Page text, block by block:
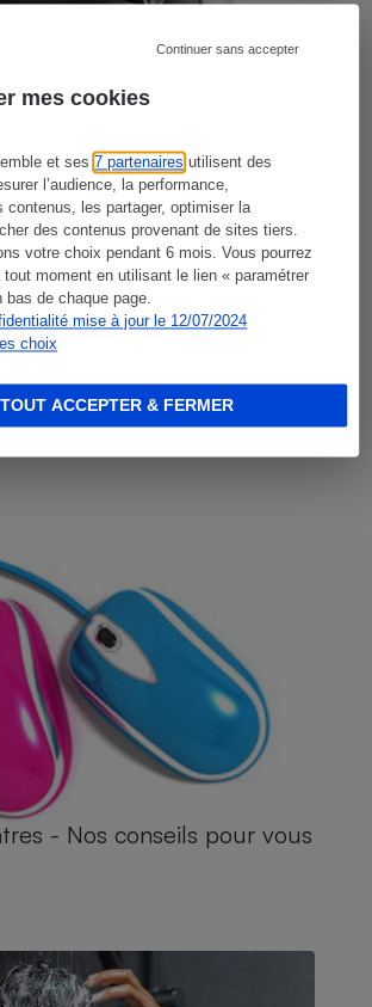
mes cookies
et ses7 partenaires utilisent des
l’audience, la performance,
contenus, les partager, optimiser la
des contenus provenant de sites tiers.
votre choix pendant 6 mois. Vous pourrez
tout moment en utilisant le lien « paramétrer
bas de chaque page.
mise à jour le 12/07/2024
choix
Continuer sans accepter
TOUT ACCEPTER & FERMER
zéro déchet CoffeeB (vidéo)
- Nos conseils pour vous